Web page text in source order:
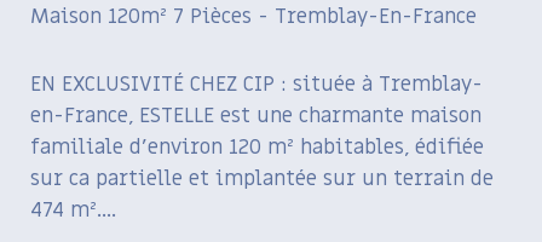
Maison 120m² 7 Pièces - Tremblay-En-France
EN EXCLUSIVITÉ CHEZ CIP : située à Tremblay-
en-France, ESTELLE est une charmante maison
familiale d’environ 120 m² habitables, édifiée
sur ca partielle et implantée sur un terrain de
474 m²....